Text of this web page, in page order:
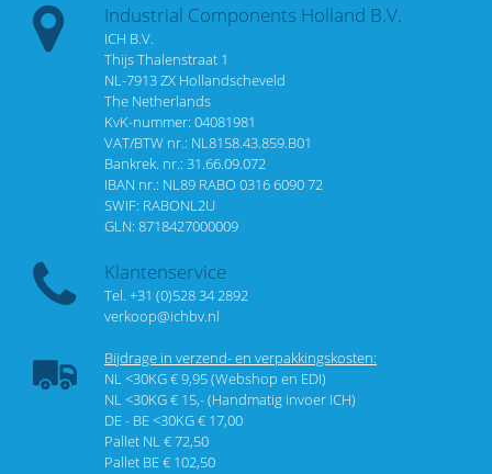
Industrial Components Holland B.V.
ICH B.V.
Thijs Thalenstraat 1
NL-7913 ZX Hollandscheveld
The Netherlands
KvK-nummer: 04081981
VAT/BTW nr.: NL8158.43.859.B01
Bankrek. nr.: 31.66.09.072
IBAN nr.: NL89 RABO 0316 6090 72
SWIF: RABONL2U
GLN: 8718427000009
Klantenservice
Tel. +31 (0)528 34 2892
verkoop@ichbv.nl
Bijdrage in verzend- en verpakkingskosten:
NL <30KG € 9,95 (Webshop en EDI)
NL <30KG € 15,- (Handmatig invoer ICH)
DE - BE <30KG € 17,00
Pallet NL € 72,50
Pallet BE € 102,50